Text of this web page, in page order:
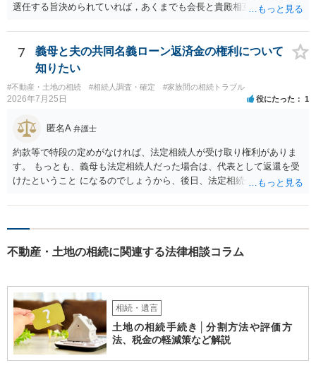
選任する旨決められていれば，あくまでも会長と貴殿相互間における
し，団地と貴殿との委託契約は有効に成立しています。当該団地にお
ける役員の選任が会長の専権でできるのであれば，貴殿と会長との合
意により委託契約は有効に成立しています。
7
義母と夫の共同名義ローン返済金の権利について
知りたい
#不動産・土地の相続 #相続人調査・確定 #家族間の相続トラブル
2026年7月25日 役にたった 1
匿名A 弁護士
約款等で特段の定めがなければ、法定相続人が受け取り権利がありま
す。 もっとも、義母も法定相続人だった場合は、代表として返還を受
けたということ になるのでしょうから、後日、法定相続分に基づいて
不動産・土地の相続に関連する法律相談コラム
相続・遺言
土地の相続手続き│分割方法や評価方
法、税金の軽減策など解説